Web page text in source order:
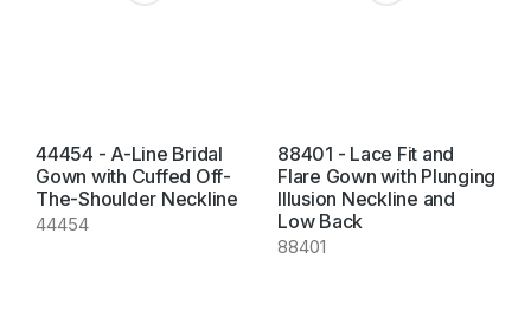
44454 - A-Line Bridal
Gown with Cuffed Off-
The-Shoulder Neckline
44454
88401 - Lace Fit and
Flare Gown with Plunging
Illusion Neckline and
Low Back
88401